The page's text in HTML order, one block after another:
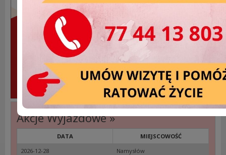
Akcje Wyjazdowe »
DATA
MIEJSCOWOŚĆ
2026-12-28
Namysłów